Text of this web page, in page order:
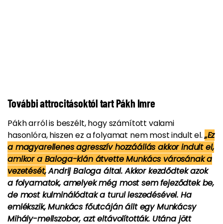
További attrocitásoktól tart Pákh Imre
Pákh arról is beszélt, hogy számított valami
hasonlóra, hiszen ez a folyamat nem most indult el.„Ez
a magyarellenes agresszív hozzáállás akkor indult el,
amikor a Baloga-klán átvette Munkács városának a
vezetését,Andrij Baloga által. Akkor kezdődtek azok
a folyamatok, amelyek még most sem fejeződtek be,
de most kulminálódtak a turul leszedésével. Ha
emlékszik, Munkács főutcáján állt egy Munkácsy
Mihály-mellszobor, azt eltávolították. Utána jött